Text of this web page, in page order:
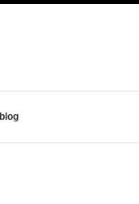
blog